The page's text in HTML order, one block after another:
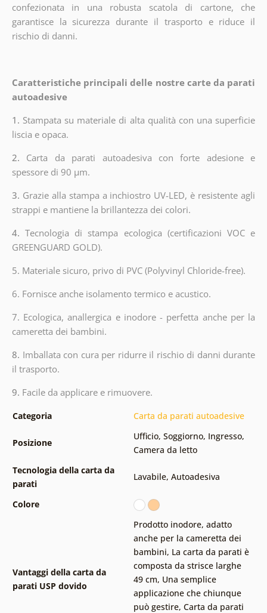
confezionata in una robusta scatola di cartone, che
garantisce la sicurezza durante il trasporto e riduce il
rischio di danni.
Caratteristiche principali delle nostre carte da parati
autoadesive
1. Stampata su materiale di alta qualità con una superficie
liscia e opaca.
2. Carta da parati autoadesiva con forte adesione e
spessore di 90 µm.
3. Grazie alla stampa a inchiostro UV-LED, è resistente agli
strappi e mantiene la brillantezza dei colori.
4.Tecnologia di stampa ecologica (certificazioni VOC e
GREENGUARD GOLD).
5. Materiale sicuro, privo di PVC (Polyvinyl Chloride-free).
6. Fornisce anche isolamento termico e acustico.
7. Ecologica, anallergica e inodore - perfetta anche per la
cameretta dei bambini.
8. Imballata con cura per ridurre il rischio di danni durante
il trasporto.
9. Facile da applicare e rimuovere.
Categoria Carta da parati autoadesive
Posizione
Ufficio, Soggiorno, Ingresso,
Camera da letto
Tecnologia della carta da
parati
Lavabile, Autoadesiva
Colore
Vantaggi della carta da
parati USP dovido
Prodotto inodore, adatto
anche per la cameretta dei
bambini, La carta da parati è
composta da strisce larghe
49 cm, Una semplice
applicazione che chiunque
può gestire, Carta da parati